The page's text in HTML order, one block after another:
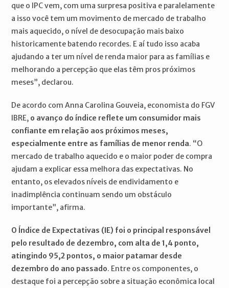
que o IPC vem, com uma surpresa positiva e paralelamente
a isso você tem um movimento de mercado de trabalho
mais aquecido, o nível de desocupação mais baixo
historicamente batendo recordes. E aí tudo isso acaba
ajudando a ter um nível de renda maior para as famílias e
melhorando a percepção que elas têm pros próximos
meses”, declarou.
De acordo com Anna Carolina Gouveia, economista do FGV
IBRE, o avanço do índice reflete um consumidor mais
confiante em relação aos próximos meses,
especialmente entre as famílias de menor renda. “O
mercado de trabalho aquecido e o maior poder de compra
ajudam a explicar essa melhora das expectativas. No
entanto, os elevados níveis de endividamento e
inadimplência continuam sendo um obstáculo
importante”, afirma.
O Índice de Expectativas (IE) foi o principal responsável
pelo resultado de dezembro, com alta de 1,4 ponto,
atingindo 95,2 pontos, o maior patamar desde
dezembro do ano passado. Entre os componentes, o
destaque foi a percepção sobre a situação econômica local